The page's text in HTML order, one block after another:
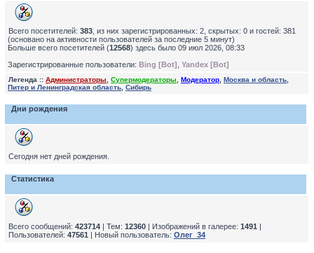
Всего посетителей: 383 , из них зарегистрированных: 2, скрытых: 0 и гостей: 381
(основано на активности пользователей за последние 5 минут)
Больше всего посетителей (12568) здесь было 09 июл 2026, 08:33
Зарегистрированные пользователи: Bing [Bot] Yandex [Bot]
Легенда :: Администраторы Супермодераторы Модератор Москва и область
Питер и Ленинградская область Сибирь
Дни рождения
Сегодня нет дней рождения.
Статистика
Всего сообщений: 423714 | Тем: 12360 | Изображений в галерее: 1491 |
Пользователей: 47561 | Новый пользователь: Олег_34